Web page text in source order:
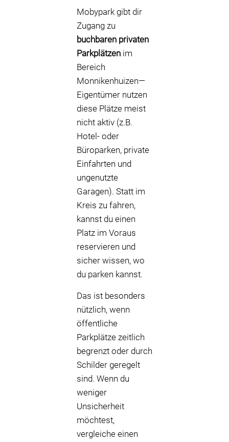
Mobypark gibt dir
Zugang zu
buchbaren privaten
Parkplätzen im
Bereich
Monnikenhuizen—
Eigentümer nutzen
diese Plätze meist
nicht aktiv (z.B.
Hotel- oder
Büroparken, private
Einfahrten und
ungenutzte
Garagen). Statt im
Kreis zu fahren,
kannst du einen
Platz im Voraus
reservieren und
sicher wissen, wo
du parken kannst.
Das ist besonders
nützlich, wenn
öffentliche
Parkplätze zeitlich
begrenzt oder durch
Schilder geregelt
sind. Wenn du
weniger
Unsicherheit
möchtest,
vergleiche einen